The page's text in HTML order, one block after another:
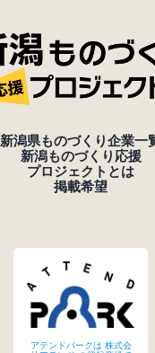
新潟県ものづくり企業一
新潟ものづくり応援
プロジェクトとは
掲載希望
アテンドパークは 株式会